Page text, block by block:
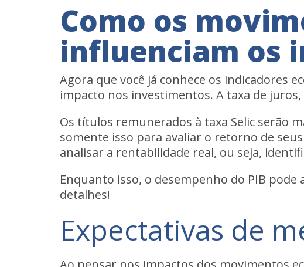
Como os
influenciam os
Agora que você já conhece os indicadores
impacto nos investimentos. A taxa de
Os títulos remunerados à taxa Selic serão
somente isso para avaliar o retorno de
analisar a rentabilidade real, ou seja,
Enquanto isso, o desempenho do PIB
detalhes!
Expectativas de